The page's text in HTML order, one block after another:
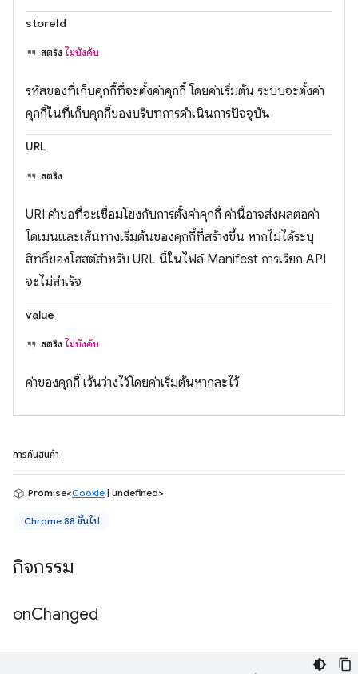
storeId
สตริง ไม่บังคับ
รหัสของที่เก็บคุกกี้ที่จะตั้งค่าคุกกี้ โดยค่าเริ่มต้น ระบบจะตั้งค่า
คุกกี้ในที่เก็บคุกกี้ของบริบทการดำเนินการปัจจุบัน
URL
สตริง
URI คำขอที่จะเชื่อมโยงกับการตั้งค่าคุกกี้ ค่านี้อาจส่งผลต่อค่า
โดเมนและเส้นทางเริ่มต้นของคุกกี้ที่สร้างขึ้น หากไม่ได้ระบุ
สิทธิ์ของโฮสต์สำหรับ URL นี้ในไฟล์ Manifest การเรียก API
จะไม่สำเร็จ
value
สตริง ไม่บังคับ
ค่าของคุกกี้ เว้นว่างไว้โดยค่าเริ่มต้นหากละไว้
การคืนสินค้า
Promise<Cookie | undefined>
Chrome 88 ขึ้นไป
กิจกรรม
onChanged